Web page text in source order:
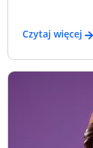
Czytaj więcej